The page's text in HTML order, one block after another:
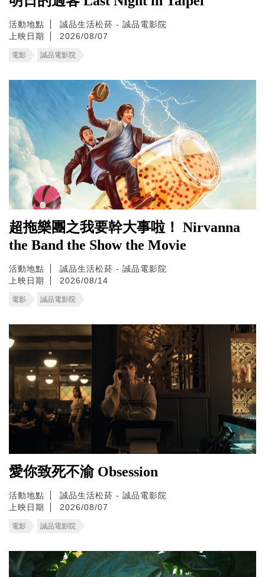
活動地點
誠品生活松菸 - 誠品電影院
上映日期
2026/08/07
電影 誠品電影院
超拖樂團之我要幹大事啦！ Nirvanna
the Band the Show the Movie
活動地點
誠品生活松菸 - 誠品電影院
上映日期
2026/08/14
電影 誠品電影院
愛你致死不渝 Obsession
活動地點
誠品生活松菸 - 誠品電影院
上映日期
2026/08/07
電影 誠品電影院